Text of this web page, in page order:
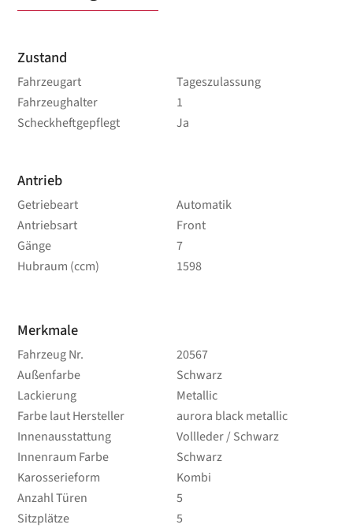
Zustand
Fahrzeugart
Tageszulassung
Fahrzeughalter
1
Scheckheftgepflegt
Ja
Antrieb
Getriebeart
Automatik
Antriebsart
Front
Gänge
7
Hubraum (ccm)
1598
Merkmale
Fahrzeug Nr.
20567
Außenfarbe
Schwarz
Lackierung
Metallic
Farbe laut Hersteller
aurora black metallic
Innenausstattung
Vollleder / Schwarz
Innenraum Farbe
Schwarz
Karosserieform
Kombi
Anzahl Türen
5
Sitzplätze
5